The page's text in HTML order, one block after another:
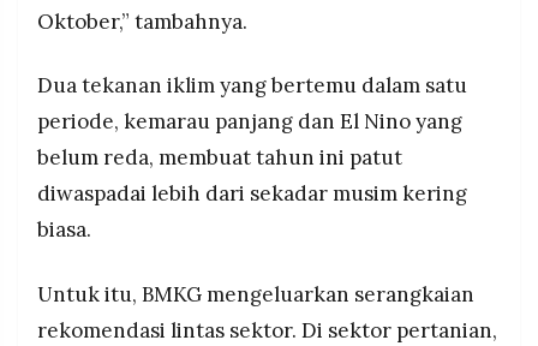
Oktober,” tambahnya.
Dua tekanan iklim yang bertemu dalam satu
periode, kemarau panjang dan El Nino yang
belum reda, membuat tahun ini patut
diwaspadai lebih dari sekadar musim kering
biasa.
Untuk itu, BMKG mengeluarkan serangkaian
rekomendasi lintas sektor. Di sektor pertanian,